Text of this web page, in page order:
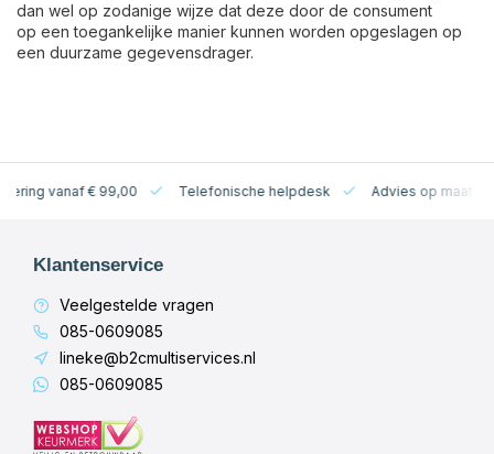
dan wel op zodanige wijze dat deze door de consument
op een toegankelijke manier kunnen worden opgeslagen op
een duurzame gegevensdrager.
vanaf € 99,00 Telefonische helpdesk Advies op maat
Klantenservice
Veelgestelde vragen
085-0609085
lineke@b2cmultiservices.nl
085-0609085